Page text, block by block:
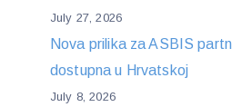
July 27, 2026
Nova prilika za ASBIS
dostupna u Hrvatskoj
July 8, 2026